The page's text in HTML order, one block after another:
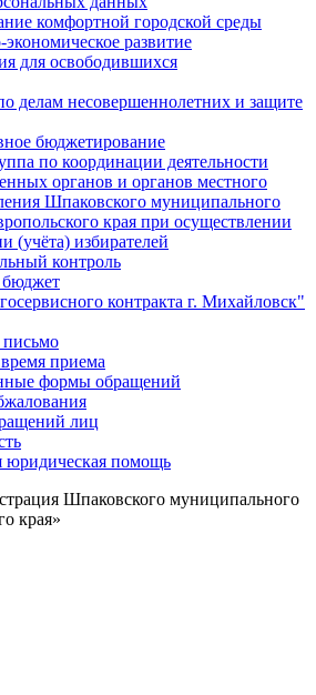
комфортной городской среды
развитие
для освободившихся
делам несовершеннолетних и защите
бюджетирование
по координации деятельности
органов и органов местного
Шпаковского муниципального
края при осуществлении
(учёта) избирателей
контроль
контракта г. Михайловск"
приема
формы обращений
лиц
юридическая помощь
Шпаковского муниципального
края»